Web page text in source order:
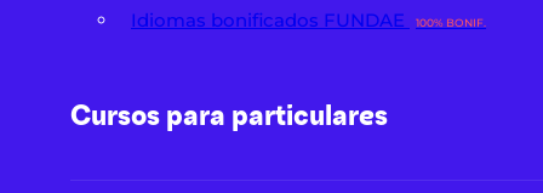
Idiomas bonificados FUNDAE 100% BONIF.
Cursos para particulares